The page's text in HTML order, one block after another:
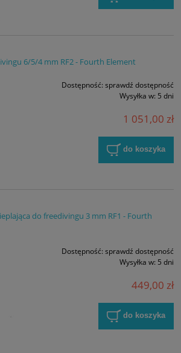
6/5/4 mm RF2 - Fourth Element
Dostępność: sprawdź dostępność
Wysyłka w: 5 dni
1 051,00 zł
do koszyka
do freedivingu 3 mm RF1 - Fourth
Dostępność: sprawdź dostępność
Wysyłka w: 5 dni
449,00 zł
do koszyka